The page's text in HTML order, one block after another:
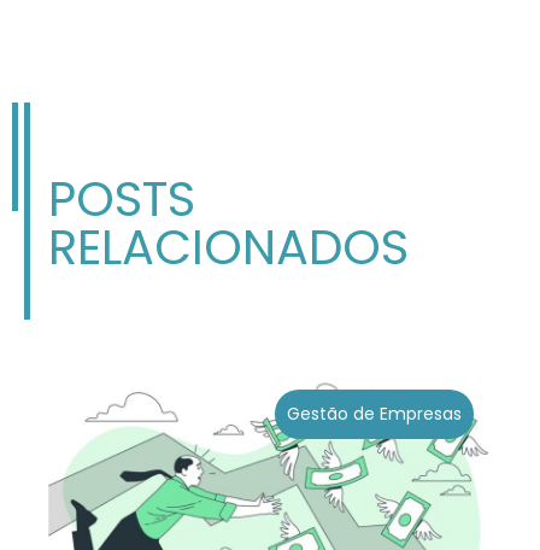
POSTS
RELACIONADOS
Gestão de Empresas